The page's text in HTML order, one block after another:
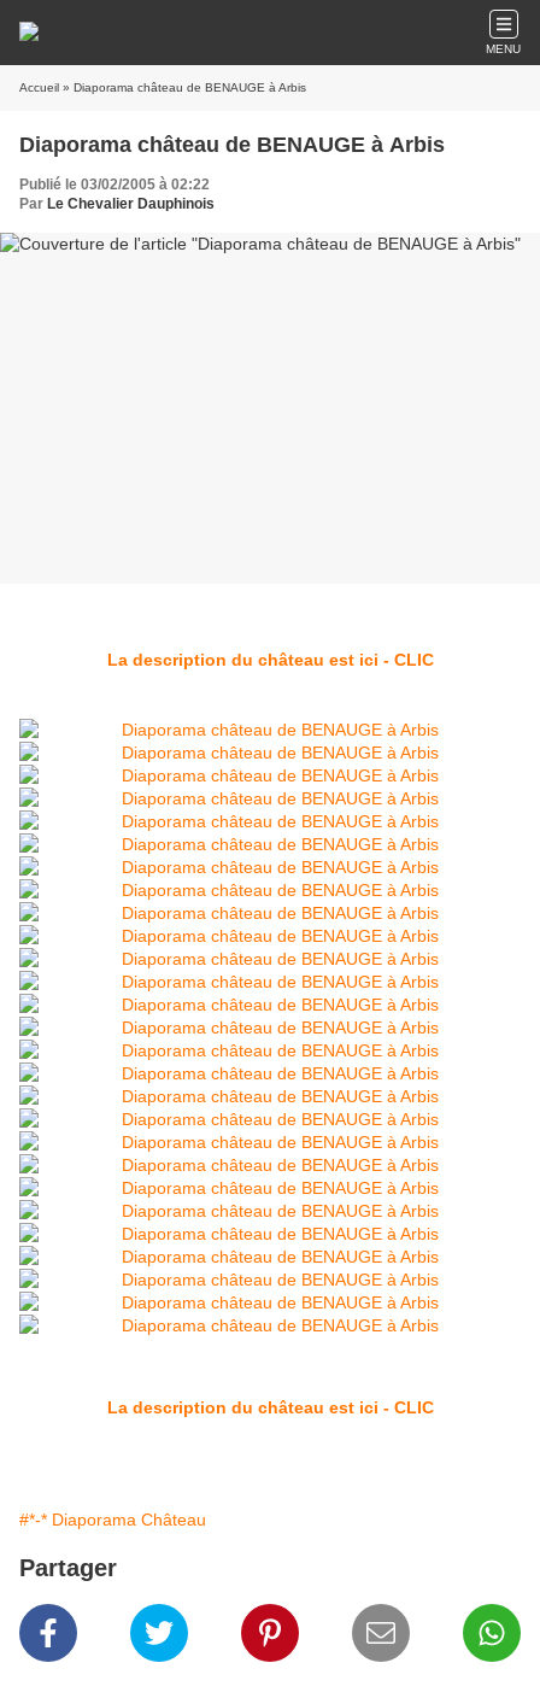
MENU
Accueil » Diaporama château de BENAUGE à Arbis
Diaporama château de BENAUGE à Arbis
Publié le 03/02/2005 à 02:22
Par Le Chevalier Dauphinois
La description du château est ici - CLIC
La description du château est ici - CLIC
#*-* Diaporama Château
Partager